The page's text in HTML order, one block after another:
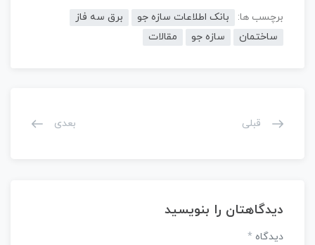
برچسب ها: بانک اطلاعات سازه جو
برق سه فاز
ساختمان
سازه جو مقالات
قبلی بعدی
دیدگاهتان را بنویسید
دیدگاه *